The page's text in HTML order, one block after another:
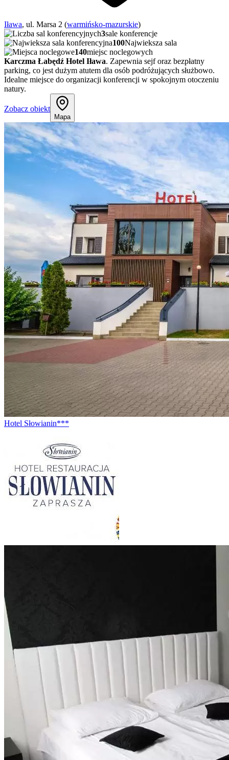
Iława, ul. Marsa 2 (warmińsko-mazurskie)
3sale konferencje
100Najwieksza sala
140miejsc noclegowych
Karczma Łabędź Hotel Iława. Zapewnia sejf oraz bezpłatny
parking, co jest dużym atutem dla osób podróżujących służbowo.
Idealne miejsce do organizacji konferencji w spokojnym otoczeniu
natury.
Zobacz obiekt
Mapa
Hotel Słowianin***